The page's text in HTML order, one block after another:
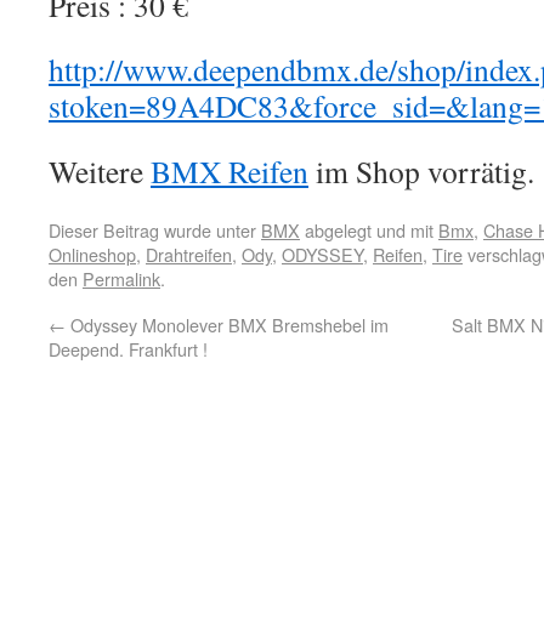
http://www.deependbmx.de/shop/
WeitereBMX Reifenim Shop vorrätig.
Dieser Beitrag wurde unter BMX abgelegt und mit Bmx, Chase
Onlineshop, Drahtreifen, Ody, ODYSSEY, Reifen, Tire
den Permalink.
← Odyssey Monolever BMX Bremshebel im
Deepend. Frankfurt !
Salt BMX